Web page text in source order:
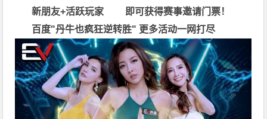
新朋友+活跃玩家 即可获得赛事邀请门票！
百度"丹牛也疯狂逆转胜" 更多活动一网打尽